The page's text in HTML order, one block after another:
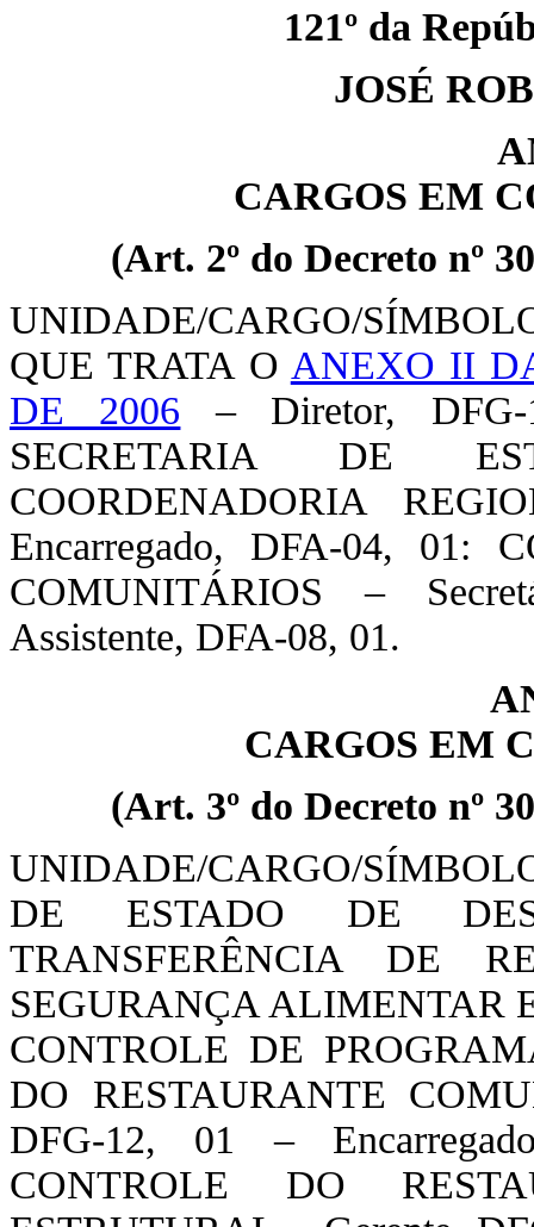
121º da
JOSÉ
CARGOS EM
(Art. 2º do Decreto nº
UNIDADE/CARGO/
QUE TRATA O ANEXO II
DE 2006 – Diretor, DFG-
SECRETARIA DE
COORDENADORIA
Encarregado, DFA-04, 01:
COMUNITÁRIOS –
Assistente, DFA-08, 01.
CARGOS EM
(Art. 3º do Decreto nº
UNIDADE/CARGO/
DE ESTADO DE
TRANSFERÊNCIA DE
SEGURANÇA ALIMENTAR
CONTROLE DE
DO RESTAURANTE
DFG-12, 01 –
CONTROLE DO